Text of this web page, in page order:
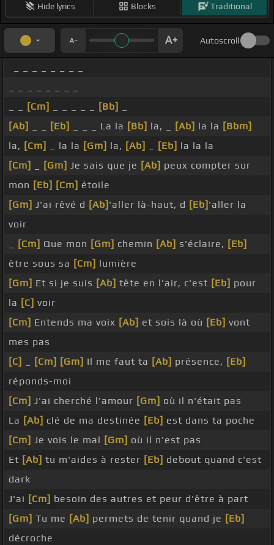
Hide lyrics Blocks Traditional
Autoscroll
[Cm] [Bb]
[Ab]
[Eb] _ _ _ La la [Bb] la, _ [Ab] la la [Bbm]
la, [Cm] _ la la [Gm] la, [Ab] [Eb] la la la
[Cm]
[Gm] Je sais que je [Ab] peux compter sur
mon [Eb] [Cm] étoile
[Gm] J'ai rêvé d [Ab] 'aller là-haut, d [Eb] 'aller la
voir
[Cm] Que mon [Gm] chemin [Ab] s'éclaire, [Eb]
être sous sa [Cm] lumière
[Gm] Et si je suis [Ab] tête en l'air, c'est [Eb] pour
la [C] voir
[Cm] Entends ma voix [Ab] et sois là où [Eb] vont
mes pas
[C]
[Cm] [Gm] Il me faut ta [Ab] présence, [Eb]
réponds-moi
[Cm] J'ai cherché l'amour [Gm] où il n'était pas
La [Ab] clé de ma destinée [Eb] est dans ta poche
[Cm] Je vois le mal [Gm] où il n'est pas
Et [Ab] tu m'aides à rester [Eb] debout quand c'est
dark
J'ai [Cm] besoin des autres et peur d'être à part
[Gm] Tu me [Ab] permets de tenir quand je [Eb]
décroche